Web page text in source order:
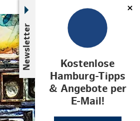
Newsletter
Kostenlose
Hamburg-Tipps
& Angebote per
E-Mail!
© Hamburger Volkshochschule, Gesche Jäger